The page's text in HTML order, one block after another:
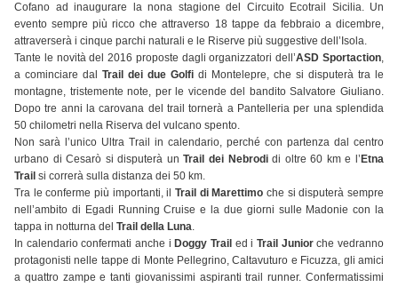
Cofano ad inaugurare la nona stagione del Circuito Ecotrail Sicilia. Un
evento sempre più ricco che attraverso 18 tappe da febbraio a dicembre,
attraverserà i cinque parchi naturali e le Riserve più suggestive dell’Isola.
Tante le novità del 2016 proposte dagli organizzatori dell’ASD Sportaction,
a cominciare dal Trail dei due Golfi di Montelepre, che si disputerà tra le
montagne, tristemente note, per le vicende del bandito Salvatore Giuliano.
Dopo tre anni la carovana del trail tornerà a Pantelleria per una splendida
50 chilometri nella Riserva del vulcano spento.
Non sarà l’unico Ultra Trail in calendario, perché con partenza dal centro
urbano di Cesarò si disputerà unTrail dei Nebrodidi oltre 60 km e l’ Etna
Trail si correrà sulla distanza dei 50 km.
Tra le conferme più importanti, il Trail di Marettimo che si disputerà sempre
nell’ambito di Egadi Running Cruise e la due giorni sulle Madonie con la
tappa in notturna del Trail della Luna.
In calendario confermati anche i Doggy Trail ed iTrail Juniorche vedranno
protagonisti nelle tappe di Monte Pellegrino, Caltavuturo e Ficuzza, gli amici
a quattro zampe e tanti giovanissimi aspiranti trail runner. Confermatissimi